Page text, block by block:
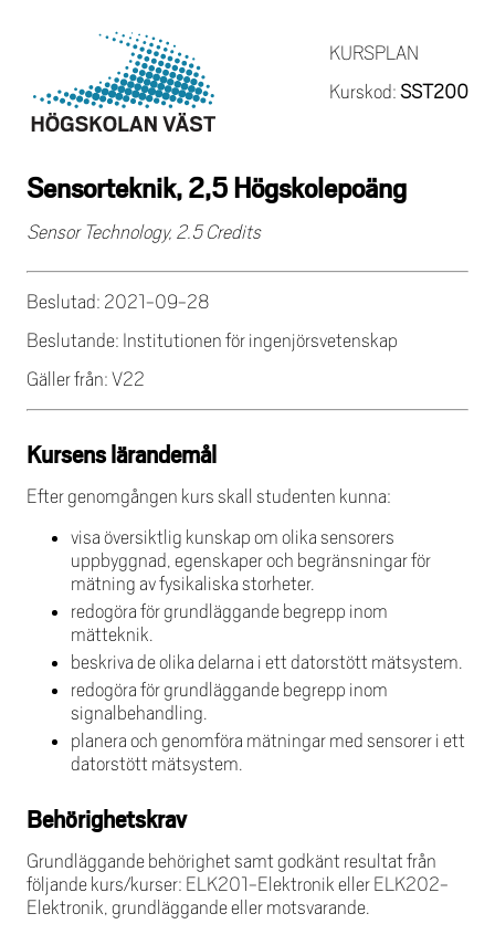
KURSPLAN
Kurskod: SST200
Sensorteknik, 2,5 Högskolepoäng
Sensor Technology, 2.5 Credits
Beslutad: 2021-09-28
Beslutande: Institutionen för ingenjörsvetenskap
Gäller från: V22
Kursens lärandemål
Efter genomgången kurs skall studenten kunna:
visa översiktlig kunskap om olika sensorers
uppbyggnad, egenskaper och begränsningar för
mätning av fysikaliska storheter.
redogöra för grundläggande begrepp inom
mätteknik.
beskriva de olika delarna i ett datorstött mätsystem.
redogöra för grundläggande begrepp inom
signalbehandling.
planera och genomföra mätningar med sensorer i ett
datorstött mätsystem.
Behörighetskrav
Grundläggande behörighet samt godkänt resultat från
följande kurs/kurser: ELK201-Elektronik eller ELK202-
Elektronik, grundläggande eller motsvarande.